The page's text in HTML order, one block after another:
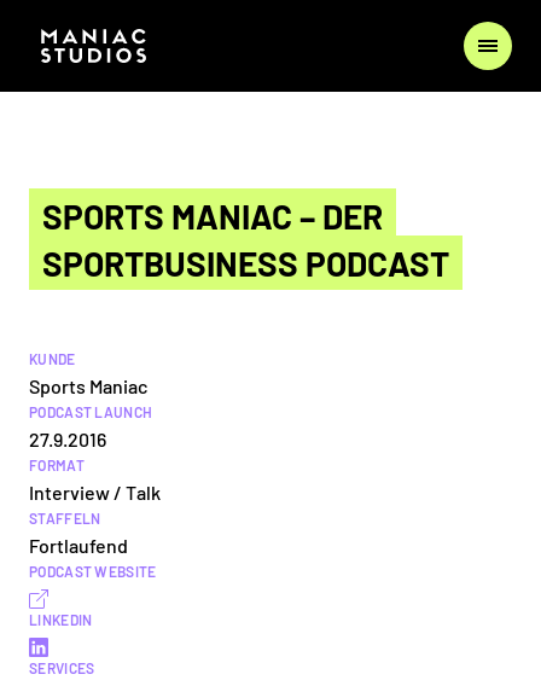
SPORTS MANIAC – DER
SPORTBUSINESS PODCAST
KUNDE
Sports Maniac
PODCAST LAUNCH
27.9.2016
FORMAT
Interview / Talk
STAFFELN
Fortlaufend
PODCAST WEBSITE
LINKEDIN
SERVICES